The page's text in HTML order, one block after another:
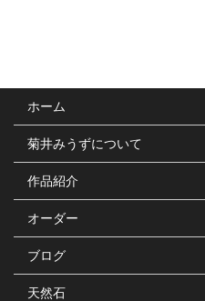
ホーム
菊井みうずについて
作品紹介
オーダー
ブログ
天然石